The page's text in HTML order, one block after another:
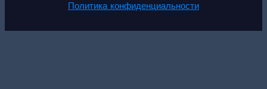
Политика конфиденциальности